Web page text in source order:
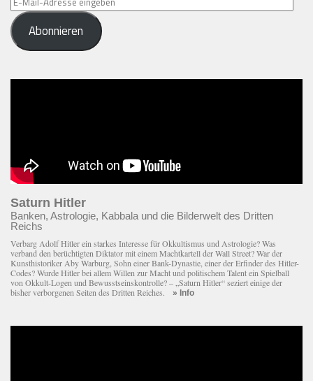
Mail-
Adresse
eingeben
Abonnieren
Saturn Hitler
Banken, Astrologie, Kabbala und die Bilderwelt des Dritten
Reichs
Verbarg Adolf Hitler ein starkes Interesse für Okkultismus und Astrologie? Was
verband den berüchtigten Diktator mit einem Macht­kartell der Wall Street? War der
Kunsthistoriker Aby Warburg, Sohn einer Bank-Dynastie, einer der Erfinder des Hitler-
Codes? Wurde Hitler bei allem Willen zur Macht und politischem Talent ein Spielball
von Okkult-Logen und Bewusstseinskontrolle? – „Saturn Hitler“ seziert einige der
bisher verborgenen Seiten des Dritten Reiches. » Info